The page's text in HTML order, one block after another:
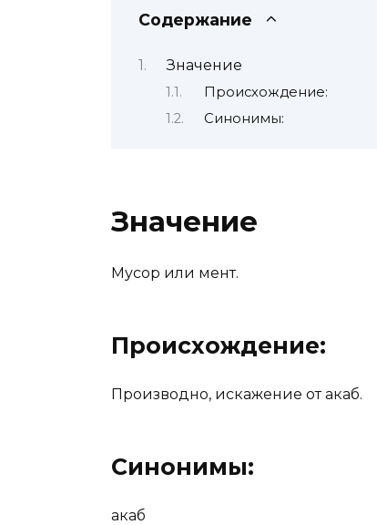
Содержание
Значение
Происхождение:
Синонимы:
Значение
Мусор или мент.
Происхождение:
Производно, искажение от акаб.
Синонимы:
акаб